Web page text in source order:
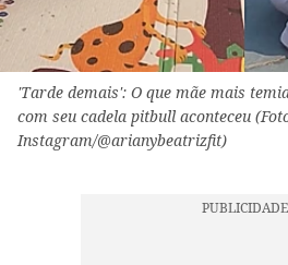
'Tarde demais': O que mãe mais
com seu cadela pitbull aconteceu
Instagram/@arianybeatrizfit)